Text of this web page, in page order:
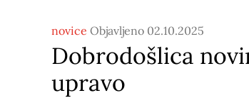
novice Objavljeno 02.10.2025
Dobrodošlica
upravo